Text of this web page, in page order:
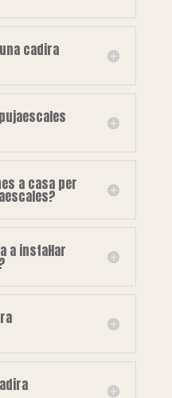
cadira
a casa per
a instal·lar